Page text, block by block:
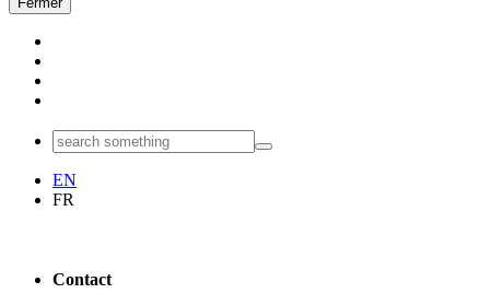
EN
FR
Contact